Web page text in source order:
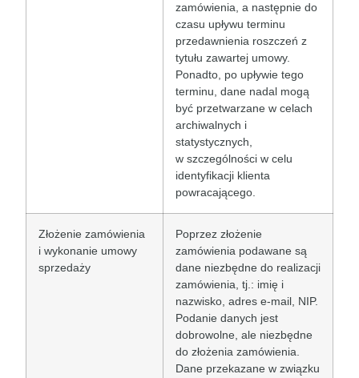
zamówienia, a następnie do
czasu upływu terminu
przedawnienia roszczeń z
tytułu zawartej umowy.
Ponadto, po upływie tego
terminu, dane nadal mogą
być przetwarzane w celach
archiwalnych i
statystycznych,
w szczególności w celu
identyfikacji klienta
powracającego.
Złożenie zamówienia
i wykonanie umowy
sprzedaży
Poprzez złożenie
zamówienia podawane są
dane niezbędne do realizacji
zamówienia, tj.: imię i
nazwisko, adres e-mail, NIP.
Podanie danych jest
dobrowolne, ale niezbędne
do złożenia zamówienia.
Dane przekazane w związku